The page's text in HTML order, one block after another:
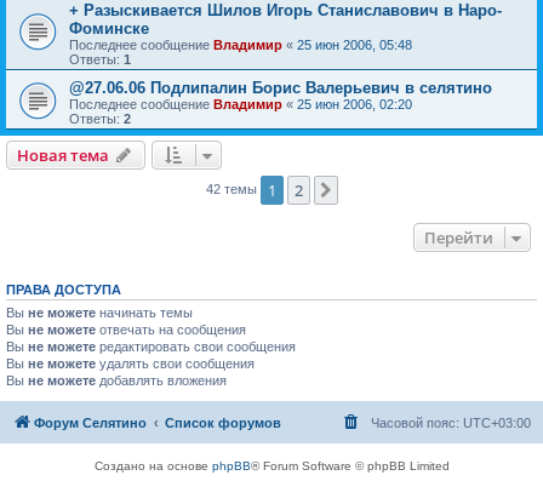
+ Разыскивается Шилов Игорь Станиславович в Наро-
Фоминске
Последнее сообщение Владимир « 25 июн 2006, 05:48
Ответы: 1
@27.06.06 Подлипалин Борис Валерьевич в селятино
Последнее сообщение Владимир « 25 июн 2006, 02:20
Ответы: 2
Новая тема
42 темы 1 2
Перейти
ПРАВА ДОСТУПА
Вы не можете начинать темы
Вы не можете отвечать на сообщения
Вы не можете редактировать свои сообщения
Вы не можете удалять свои сообщения
Вы не можете добавлять вложения
Форум Селятино Список форумов Часовой пояс: UTC+03:00
Создано на основе phpBB® Forum Software © phpBB Limited